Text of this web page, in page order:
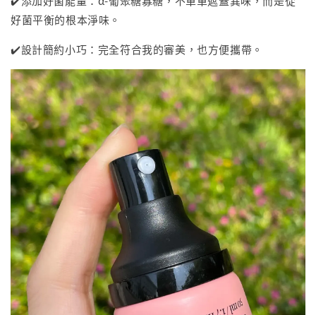
好菌平衡的根本淨味。
✔️設計簡約小巧：完全符合我的審美，也方便攜帶。